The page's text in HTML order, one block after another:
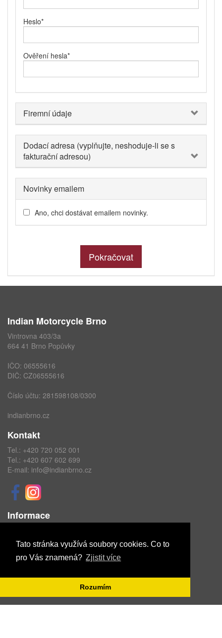
Tato stránka využívá soubory cookies. Co to
pro Vás znamená? Zjistit více
Rozumím
Heslo*
Ověření hesla*
Firemní údaje
Dodací adresa (vyplňujte, neshoduje-li se s
fakturační adresou)
Novinky emailem
Ano, chci dostávat emailem novinky.
Pokračovat
Indian Motorcycle Brno
Vintrovna 403/3a
664 41 Brno Popůvky
IČO: 06555616
DIČ: CZ06555616
Číslo účtu: 281598108/0300
indianbrno.cz
Kontakt
Tel.: +420 720 052 001
Tel.: +420 607 602 699
E-mail: info@indianbrno.cz
Informace
Ochrana osobních údajů
Copyright © ABRA Software a.s. 2020